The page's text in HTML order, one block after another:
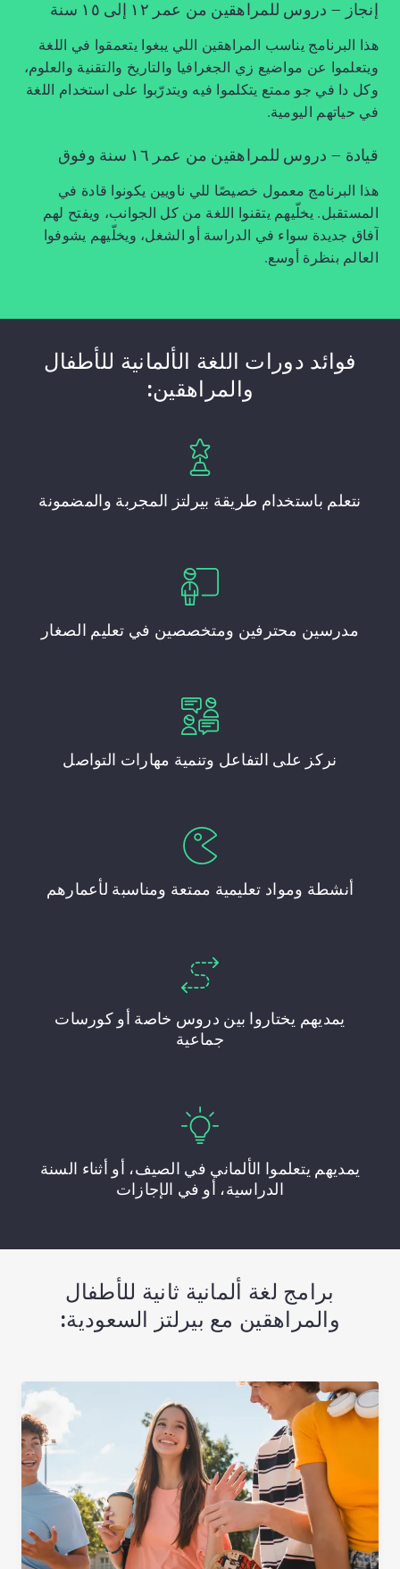
إنجاز – دروس للمراهقين من عمر ١٢ إلى ١٥ سنة
هذا البرنامج يناسب المراهقين اللي يبغوا يتعمقوا في اللغة
ويتعلموا عن مواضيع زي الجغرافيا والتاريخ والتقنية والعلوم،
وكل دا في جو ممتع يتكلموا فيه ويتدرّبوا على استخدام اللغة
في حياتهم اليومية.
قيادة – دروس للمراهقين من عمر ١٦ سنة وفوق
هذا البرنامج معمول خصيصًا للي ناويين يكونوا قادة في
المستقبل. يخلّيهم يتقنوا اللغة من كل الجوانب، ويفتح لهم
آفاق جديدة سواء في الدراسة أو الشغل، ويخلّيهم يشوفوا
العالم بنظرة أوسع.
فوائد دورات اللغة الألمانية للأطفال
والمراهقين:
نتعلم باستخدام طريقة بيرلتز المجربة والمضمونة
مدرسين محترفين ومتخصصين في تعليم الصغار
نركز على التفاعل وتنمية مهارات التواصل
أنشطة ومواد تعليمية ممتعة ومناسبة لأعمارهم
يمديهم يختاروا بين دروس خاصة أو كورسات
جماعية
يمديهم يتعلموا الألماني في الصيف، أو أثناء السنة
الدراسية، أو في الإجازات
برامج لغة ألمانية ثانية للأطفال
والمراهقين مع بيرلتز السعودية: